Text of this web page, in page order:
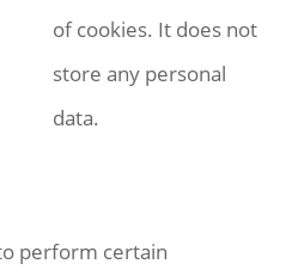
of cookies. It does not
store any personal
data.
perform certain